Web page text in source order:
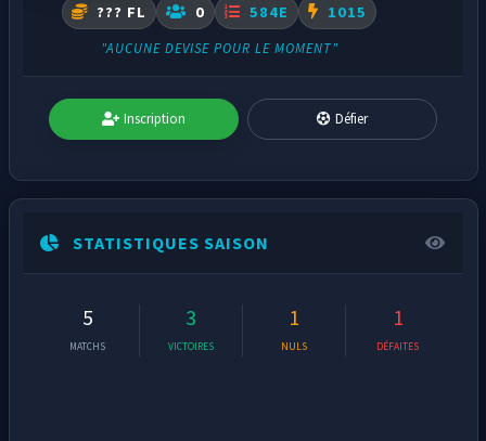
??? FL 0 584E 1015
"AUCUNE DEVISE POUR LE MOMENT"
Inscription Défier
STATISTIQUES SAISON
5
MATCHS
3
VICTOIRES
1
NULS
1
DÉFAITES